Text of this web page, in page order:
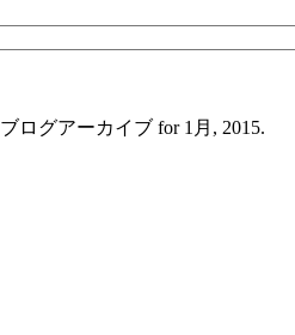
ブログアーカイブ for 1月, 2015.